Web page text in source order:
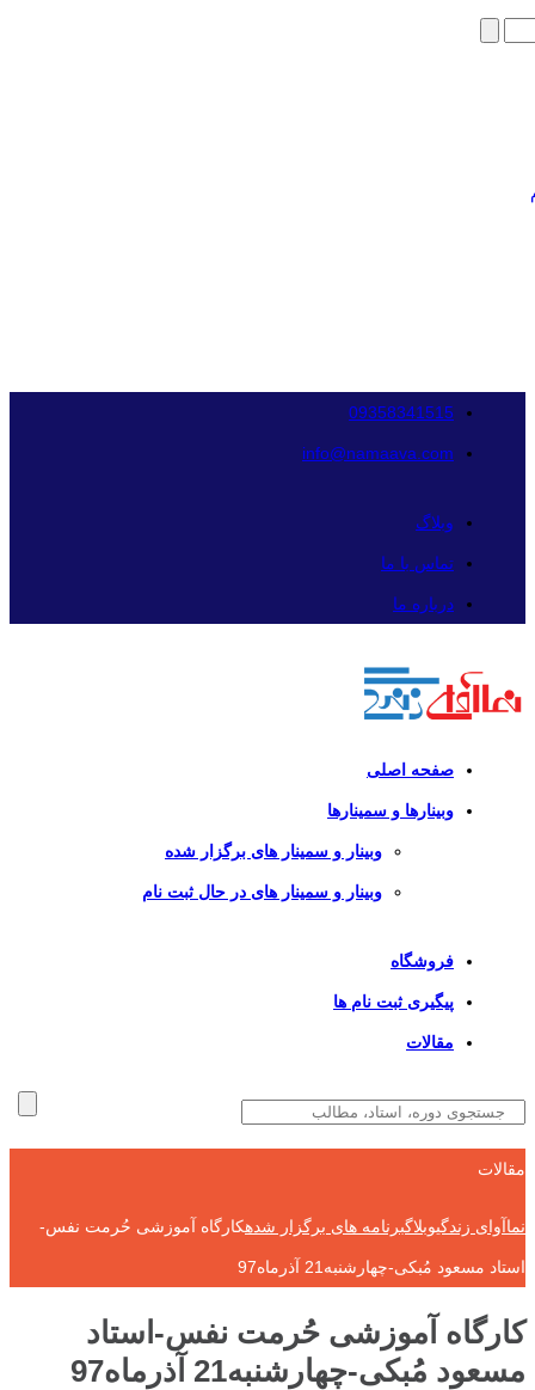
09358341515
info@namaava.com
وبلاگ
تماس با ما
درباره ما
صفحه اصلی
وبینارها و سمینارها
وبینار و سمینار های برگزار شده
وبینار و سمینار های در حال ثبت نام
فروشگاه
پیگیری ثبت نام ها
مقالات
مقالات
نماآوای زندگیوبلاگبرنامه های برگزار شدهکارگاه آموزشی حُرمت نفس-
استاد مسعود مُبکی-چهارشنبه21 آذرماه97
کارگاه آموزشی حُرمت نفس-استاد
مسعود مُبکی-چهارشنبه21 آذرماه97